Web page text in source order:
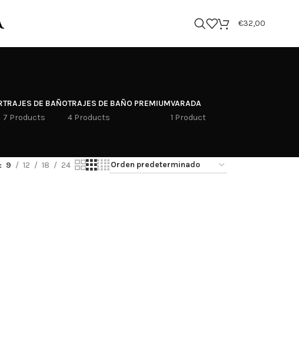
€32,00
TRAJES DE BAÑO
7 Products
TRAJES DE BAÑO PREMIUM
4 Products
VARADA
1 Product
9 12 18 24